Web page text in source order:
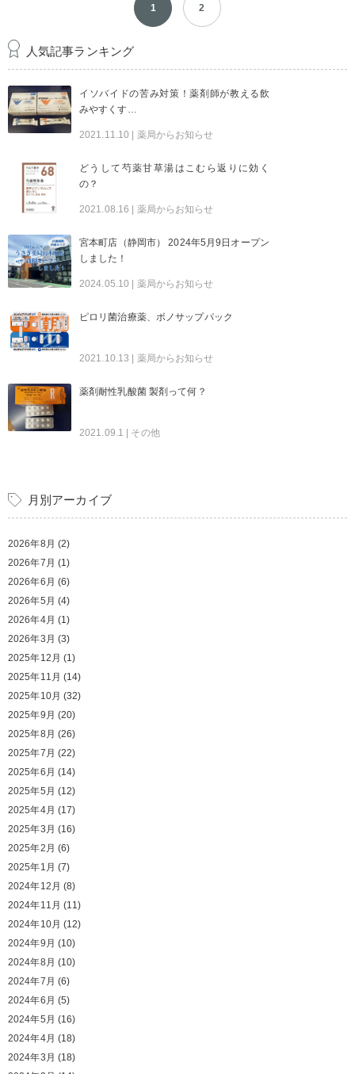
1 2
人気記事ランキング
イソバイドの苦み対策！薬剤師が教える飲
みやすくす…
2021.11.10 | 薬局からお知らせ
どうして芍薬甘草湯はこむら返りに効く
の？
2021.08.16 | 薬局からお知らせ
宮本町店（静岡市） 2024年5月9日オープン
しました！
2024.05.10 | 薬局からお知らせ
ピロリ菌治療薬、ボノサップパック
2021.10.13 | 薬局からお知らせ
薬剤耐性乳酸菌 製剤って何？
2021.09.1 | その他
月別アーカイブ
2026年8月 (2)
2026年7月 (1)
2026年6月 (6)
2026年5月 (4)
2026年4月 (1)
2026年3月 (3)
2025年12月 (1)
2025年11月 (14)
2025年10月 (32)
2025年9月 (20)
2025年8月 (26)
2025年7月 (22)
2025年6月 (14)
2025年5月 (12)
2025年4月 (17)
2025年3月 (16)
2025年2月 (6)
2025年1月 (7)
2024年12月 (8)
2024年11月 (11)
2024年10月 (12)
2024年9月 (10)
2024年8月 (10)
2024年7月 (6)
2024年6月 (5)
2024年5月 (16)
2024年4月 (18)
2024年3月 (18)